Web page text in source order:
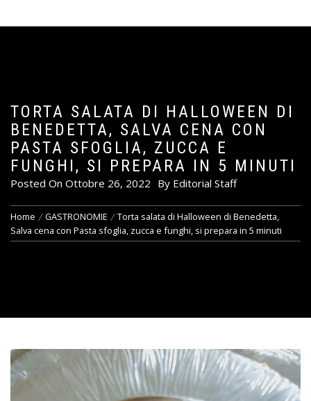
TORTA SALATA DI HALLOWEEN DI
BENEDETTA, SALVA CENA CON
PASTA SFOGLIA, ZUCCA E
FUNGHI, SI PREPARA IN 5 MINUTI
Posted On Ottobre 26, 2022 By Editorial Staff
Home GASTRONOMIE
Torta salata di Halloween di Benedetta,
Salva cena con Pasta sfoglia, zucca e funghi, si prepara in 5 minuti